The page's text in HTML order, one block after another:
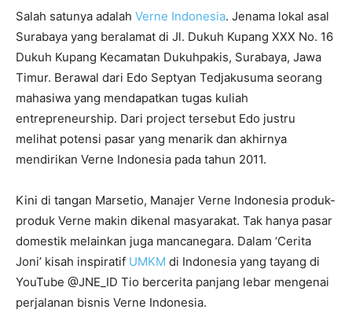
Salah satunya adalah Verne Indonesia. Jenama lokal asal
Surabaya yang beralamat di Jl. Dukuh Kupang XXX No. 16
Dukuh Kupang Kecamatan Dukuhpakis, Surabaya, Jawa
Timur. Berawal dari Edo Septyan Tedjakusuma seorang
mahasiwa yang mendapatkan tugas kuliah
entrepreneurship. Dari project tersebut Edo justru
melihat potensi pasar yang menarik dan akhirnya
mendirikan Verne Indonesia pada tahun 2011.
Kini di tangan Marsetio, Manajer Verne Indonesia produk-
produk Verne makin dikenal masyarakat. Tak hanya pasar
domestik melainkan juga mancanegara. Dalam ‘Cerita
Joni’ kisah inspiratif UMKM di Indonesia yang tayang di
YouTube @JNE_ID Tio bercerita panjang lebar mengenai
perjalanan bisnis Verne Indonesia.